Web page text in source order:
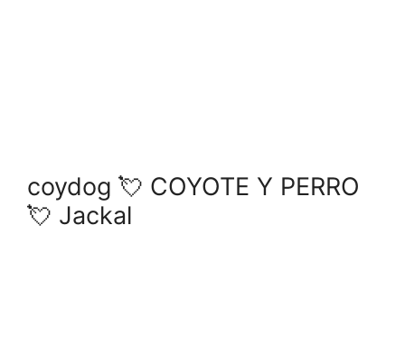
coydog 💘 COYOTE Y PERRO
💘 Jackal